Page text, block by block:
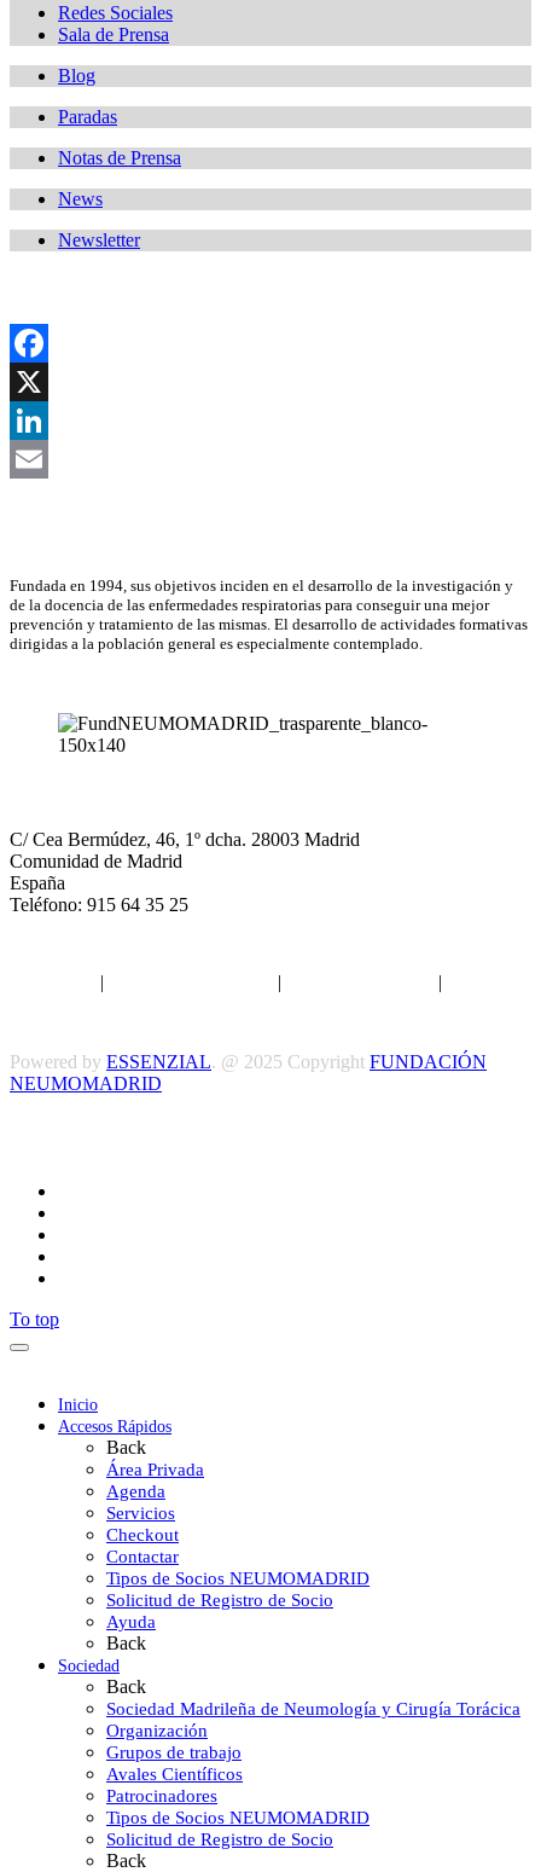
Redes Sociales
Sala de Prensa
Blog
Paradas
Notas de Prensa
News
Newsletter
Facebook
X
LinkedIn
Fundada en 1994, sus objetivos inciden en el desarrollo de la investigación y
de la docencia de las enfermedades respiratorias para conseguir una mejor
prevención y tratamiento de las mismas. El desarrollo de actividades formativas
dirigidas a la población general es especialmente contemplado.
C/ Cea Bermúdez, 46, 1º dcha. 28003 Madrid
Comunidad de Madrid
España
Teléfono: 915 64 35 25
| | |
Powered by ESSENZIAL. @ 2025 Copyright FUNDACIÓN
NEUMOMADRID
To top
Inicio
Accesos Rápidos
Back
Área Privada
Agenda
Servicios
Checkout
Contactar
Tipos de Socios NEUMOMADRID
Solicitud de Registro de Socio
Ayuda
Back
Sociedad
Back
Sociedad Madrileña de Neumología y Cirugía Torácica
Organización
Grupos de trabajo
Avales Científicos
Patrocinadores
Tipos de Socios NEUMOMADRID
Solicitud de Registro de Socio
Back